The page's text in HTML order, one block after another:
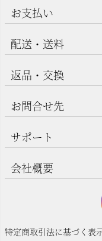
お支払い
配送・送料
返品・交換
お問合せ先
サポート
会社概要
特定商取引法に基づく表